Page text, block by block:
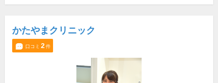
かたやまクリニック
口コミ 2件